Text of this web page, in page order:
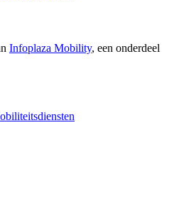
Infoplaza Mobility, een onderdeel